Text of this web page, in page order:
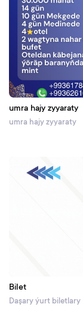
umra hajy zyyaraty
umra hajy zyyaraty
Bilet
Daşary ýurt biletlary